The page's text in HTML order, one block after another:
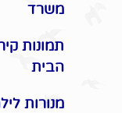
משרד
תמונות
הבית
מנורות